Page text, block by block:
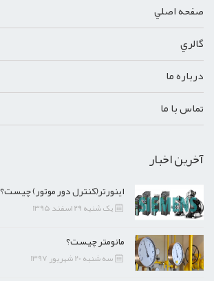
صفحه اصلي
گالري
درباره ما
تماس با ما
آخرین اخبار
اینورتر(کنترل دور موتور) چیست؟
یک شنبه 29 اسفند 1395
مانومتر چیست؟
سه شنبه 20 شهریور 1397